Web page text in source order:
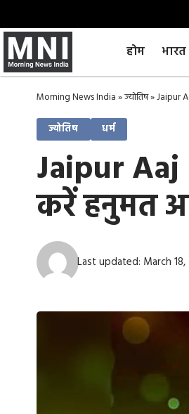
होम भारत
Morning News India»ज्योतिष»Jaipur
ज्योतिष धर्म
Jaipur Aaj
करें हनुमत
Last updated: March 18,